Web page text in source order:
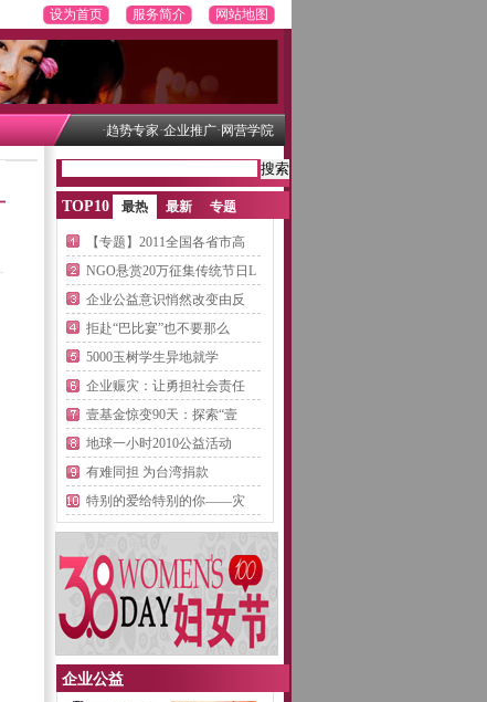
设为首页 服务简介 网站地图
·趋势专家·企业推广· 网营学院
TOP10 最热 最新 专题
【专题】2011全国各省市高
NGO悬赏20万征集传统节日L
企业公益意识悄然改变由反
拒赴“巴比宴”也不要那么
5000玉树学生异地就学
企业赈灾：让勇担社会责任
壹基金惊变90天：探索“壹
地球一小时2010公益活动
有难同担 为台湾捐款
特别的爱给特别的你——灾
企业公益